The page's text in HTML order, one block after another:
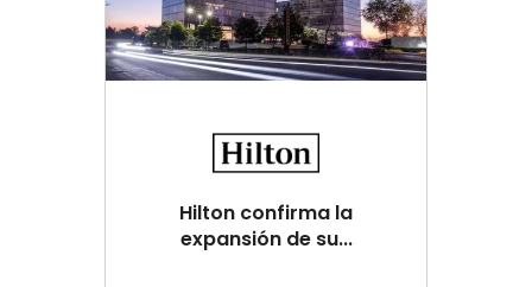
Hilton confirma la
expansión de su...